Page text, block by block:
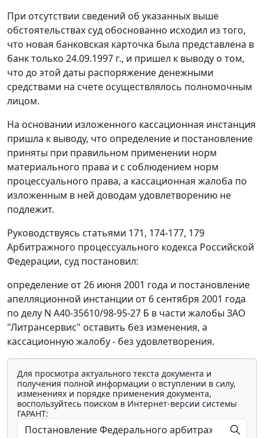
При отсутствии сведений об указанных выше
обстоятельствах суд обоснованно исходил из того,
что новая банковская карточка была представлена в
банк только 24.09.1997 г., и пришел к выводу о том,
что до этой даты распоряжение денежными
средствами на счете осуществлялось полномочным
лицом.
На основании изложенного кассационная инстанция
пришла к выводу, что определение и постановление
приняты при правильном применении норм
материального права и с соблюдением норм
процессуального права, а кассационная жалоба по
изложенным в ней доводам удовлетворению не
подлежит.
Руководствуясь статьями 171, 174-177, 179
Арбитражного процессуального кодекса Российской
Федерации, суд постановил:
определение от 26 июня 2001 года и постановление
апелляционной инстанции от 6 сентября 2001 года
по делу N А40-35610/98-95-27 Б в части жалобы ЗАО
"Литрансервис" оставить без изменения, а
кассационную жалобу - без удовлетворения.
Для просмотра актуального текста документа и
получения полной информации о вступлении в силу,
изменениях и порядке применения документа,
воспользуйтесь поиском в Интернет-версии системы
ГАРАНТ: